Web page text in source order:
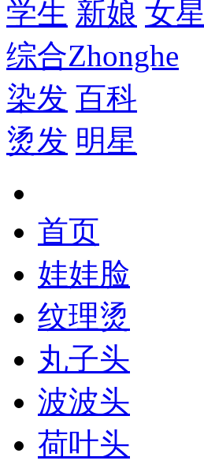
学生 新娘 女星
综合Zhonghe
染发 百科
烫发 明星
首页
娃娃脸
纹理烫
丸子头
波波头
荷叶头